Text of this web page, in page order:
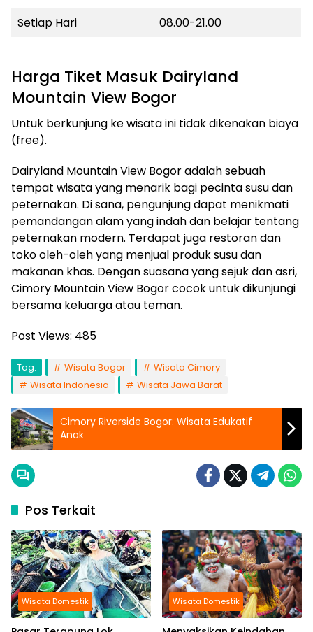
Setiap Hari 08.00-21.00
Harga Tiket Masuk Dairyland
Mountain View Bogor
Untuk berkunjung ke wisata ini tidak dikenakan biaya
(free).
Dairyland Mountain View Bogor adalah sebuah
tempat wisata yang menarik bagi pecinta susu dan
peternakan. Di sana, pengunjung dapat menikmati
pemandangan alam yang indah dan belajar tentang
peternakan modern. Terdapat juga restoran dan
toko oleh-oleh yang menjual produk susu dan
makanan khas. Dengan suasana yang sejuk dan asri,
Cimory Mountain View Bogor cocok untuk dikunjungi
bersama keluarga atau teman.
Post Views: 485
Tag: Wisata Bogor
Wisata Cimory
Wisata Indonesia
Wisata Jawa Barat
Cimory Riverside Bogor: Wisata Edukatif
Anak
Pos Terkait
Wisata Domestik Wisata Domestik